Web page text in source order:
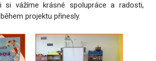
si vážíme krásné spolupráce a radosti,
projektu přinesly.